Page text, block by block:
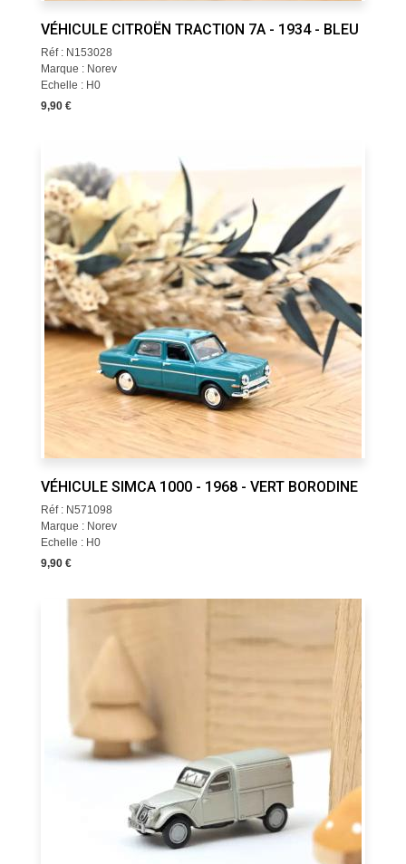
VÉHICULE CITROËN TRACTION 7A - 1934 - BLEU
Réf : N153028
Marque : Norev
Echelle : H0
9,90 €
VÉHICULE SIMCA 1000 - 1968 - VERT BORODINE
Réf : N571098
Marque : Norev
Echelle : H0
9,90 €